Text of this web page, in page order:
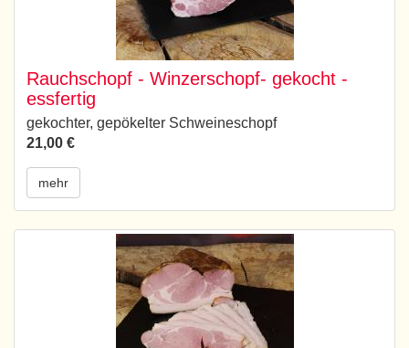
Rauchschopf - Winzerschopf- gekocht -
essfertig
gekochter, gepökelter Schweineschopf
21,00 €
mehr